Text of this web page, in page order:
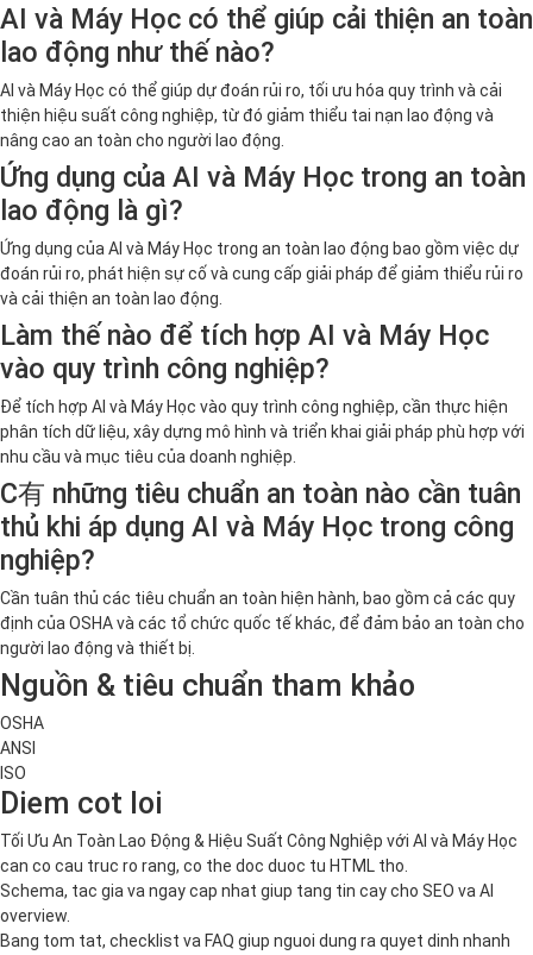
AI và Máy Học có thể giúp cải thiện an toàn
lao động như thế nào?
AI và Máy Học có thể giúp dự đoán rủi ro, tối ưu hóa quy trình và cải
thiện hiệu suất công nghiệp, từ đó giảm thiểu tai nạn lao động và
nâng cao an toàn cho người lao động.
Ứng dụng của AI và Máy Học trong an toàn
lao động là gì?
Ứng dụng của AI và Máy Học trong an toàn lao động bao gồm việc dự
đoán rủi ro, phát hiện sự cố và cung cấp giải pháp để giảm thiểu rủi ro
và cải thiện an toàn lao động.
Làm thế nào để tích hợp AI và Máy Học
vào quy trình công nghiệp?
Để tích hợp AI và Máy Học vào quy trình công nghiệp, cần thực hiện
phân tích dữ liệu, xây dựng mô hình và triển khai giải pháp phù hợp với
nhu cầu và mục tiêu của doanh nghiệp.
C有 những tiêu chuẩn an toàn nào cần tuân
thủ khi áp dụng AI và Máy Học trong công
nghiệp?
Cần tuân thủ các tiêu chuẩn an toàn hiện hành, bao gồm cả các quy
định của OSHA và các tổ chức quốc tế khác, để đảm bảo an toàn cho
người lao động và thiết bị.
Nguồn & tiêu chuẩn tham khảo
OSHA
ANSI
ISO
Diem cot loi
Tối Ưu An Toàn Lao Động & Hiệu Suất Công Nghiệp với AI và Máy Học
can co cau truc ro rang, co the doc duoc tu HTML tho.
Schema, tac gia va ngay cap nhat giup tang tin cay cho SEO va AI
overview.
Bang tom tat, checklist va FAQ giup nguoi dung ra quyet dinh nhanh